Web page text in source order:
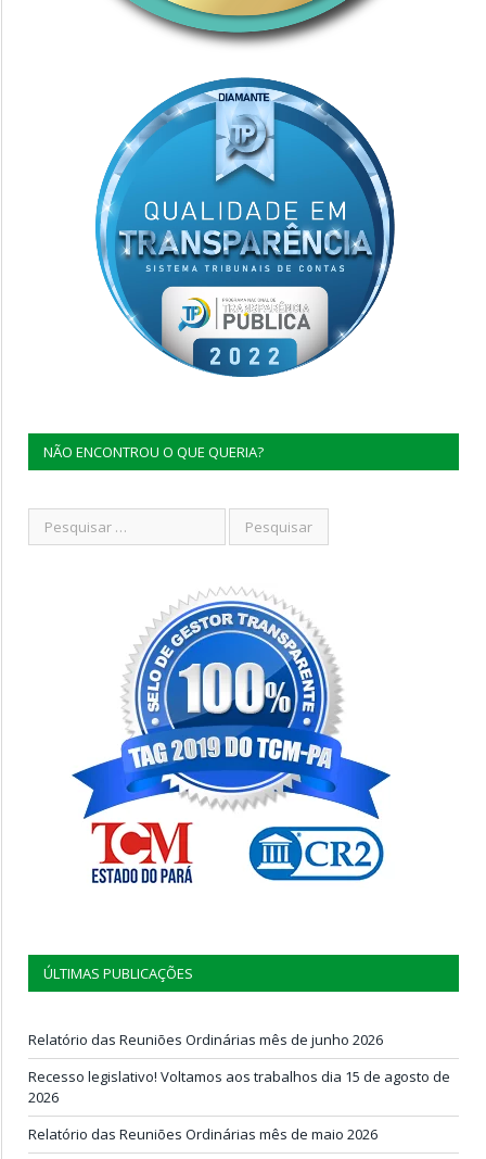
NÃO ENCONTROU O QUE QUERIA?
ÚLTIMAS PUBLICAÇÕES
Relatório das Reuniões Ordinárias mês de junho 2026
Recesso legislativo! Voltamos aos trabalhos dia 15 de agosto de
2026
Relatório das Reuniões Ordinárias mês de maio 2026